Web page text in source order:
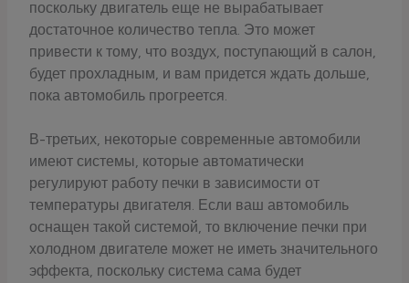
поскольку двигатель еще не вырабатывает
достаточное количество тепла. Это может
привести к тому, что воздух, поступающий в салон,
будет прохладным, и вам придется ждать дольше,
пока автомобиль прогреется.
В-третьих, некоторые современные автомобили
имеют системы, которые автоматически
регулируют работу печки в зависимости от
температуры двигателя. Если ваш автомобиль
оснащен такой системой, то включение печки при
холодном двигателе может не иметь значительного
эффекта, поскольку система сама будет